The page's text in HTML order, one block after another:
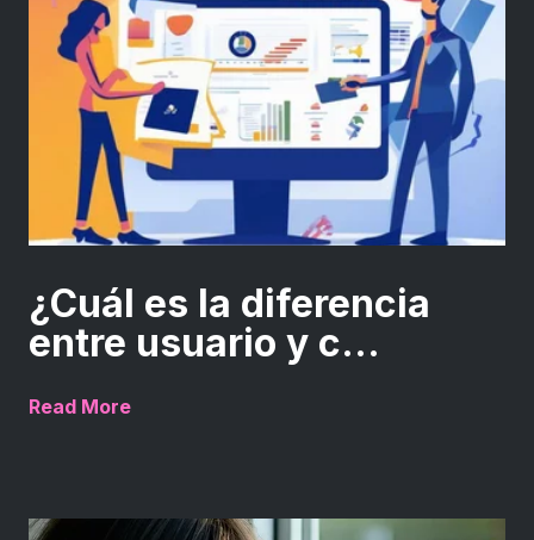
¿Cuál es la diferencia
entre usuario y c...
Read More